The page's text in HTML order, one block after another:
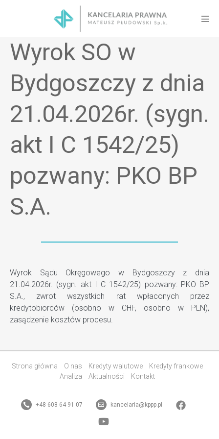
Wyrok SO w
Bydgoszczy z dnia
21.04.2026r. (sygn.
akt I C 1542/25)
pozwany: PKO BP
S.A.
Wyrok Sądu Okręgowego w Bydgoszczy z dnia
21.04.2026r. (sygn. akt I C 1542/25) pozwany: PKO BP
S.A., zwrot wszystkich rat wpłaconych przez
kredytobiorców (osobno w CHF, osobno w PLN),
zasądzenie kosztów procesu.
Strona główna O nas Kredyty walutowe
Kredyty frankowe
Analiza
Aktualności Kontakt
+48 608 64 91 07 kancelaria@kppp.pl